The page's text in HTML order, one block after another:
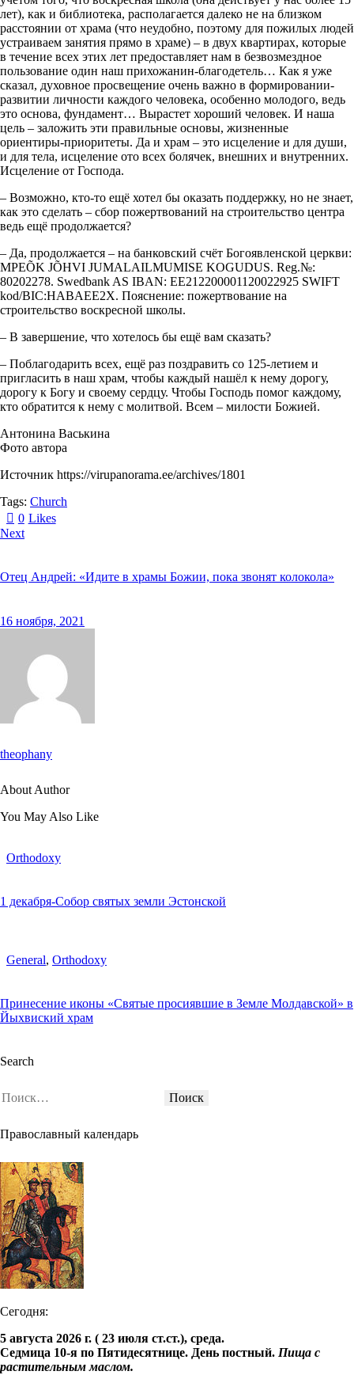
лет), как и библиотека, располагается далеко не на близком
расстоянии от храма (что неудобно, поэтому для пожилых людей
устраиваем занятия прямо в храме) – в двух квартирах, которые
в течение всех этих лет предоставляет нам в безвозмездное
пользование один наш прихожанин-благодетель… Как я уже
сказал, духовное просвещение очень важно в формировании-
развитии личности каждого человека, особенно молодого, ведь
это основа, фундамент… Вырастет хороший человек. И наша
цель – заложить эти правильные основы, жизненные
ориентиры-приоритеты. Да и храм – это исцеление и для души,
и для тела, исцеление ото всех болячек, внешних и внутренних.
Исцеление от Господа.
– Возможно, кто-то ещё хотел бы оказать поддержку, но не знает,
как это сделать – сбор пожертвований на строительство центра
ведь ещё продолжается?
– Да, продолжается – на банковский счёт Богоявленской церкви:
MPEÕK JÕHVI JUMALAILMUMISE KOGUDUS. Reg.№:
80202278. Swedbank AS IBAN: EE212200001120022925 SWIFT
kod/BIC:HABAEE2X. Пояснение: пожертвование на
строительство воскресной школы.
– В завершение, что хотелось бы ещё вам сказать?
– Поблагодарить всех, ещё раз поздравить со 125-летием и
пригласить в наш храм, чтобы каждый нашёл к нему дорогу,
дорогу к Богу и своему сердцу. Чтобы Господь помог каждому,
кто обратится к нему с молитвой. Всем – милости Божией.
Антонина Васькина
Фото автора
Источник https://virupanorama.ee/archives/1801
Tags: Church
0 Likes
Next
Отец Андрей: «Идите в храмы Божии, пока звонят колокола»
16 ноября, 2021
theophany
About Author
You May Also Like
Orthodoxy
1 декабря-Собор святых земли Эстонской
General, Orthodoxy
Принесение иконы «Святые просиявшие в Земле Молдавской» в
Йыхвиский храм
Search
Православный календарь
Сегодня:
5 августа 2026 г. ( 23 июля ст.ст.), среда.
Седмица 10-я по Пятидесятнице. День постный. Пища с
растительным маслом.